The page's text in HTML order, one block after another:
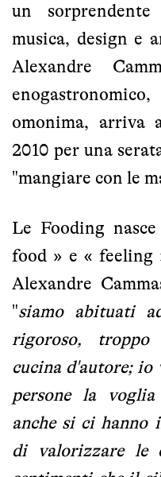
un
musica, design e
Alexandre
omonima, arriva
2010 per una
"mangiare con le
Le Fooding
food » e « feeling
Alexandre
"siamo abituati
rigoroso,
cucina d'autore;
persone la
anche si ci hanno
di valorizzare le